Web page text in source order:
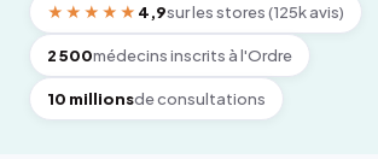
★★★★★ 4,9sur les stores (125k avis)
2 500médecins inscrits à l'Ordre
10 millionsde consultations